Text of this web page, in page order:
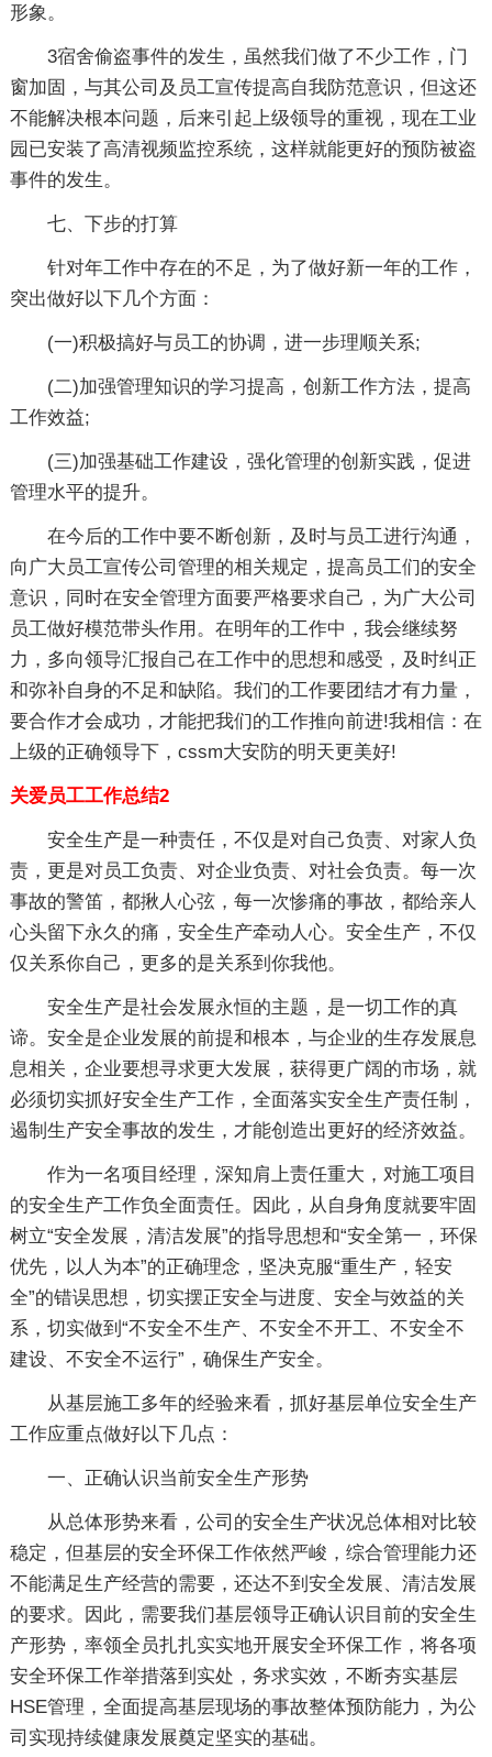
形象。
3宿舍偷盗事件的发生，虽然我们做了不少工作，门
窗加固，与其公司及员工宣传提高自我防范意识，但这还
不能解决根本问题，后来引起上级领导的重视，现在工业
园已安装了高清视频监控系统，这样就能更好的预防被盗
事件的发生。
七、下步的打算
针对年工作中存在的不足，为了做好新一年的工作，
突出做好以下几个方面：
(一)积极搞好与员工的协调，进一步理顺关系;
(二)加强管理知识的学习提高，创新工作方法，提高
工作效益;
(三)加强基础工作建设，强化管理的创新实践，促进
管理水平的提升。
在今后的工作中要不断创新，及时与员工进行沟通，
向广大员工宣传公司管理的相关规定，提高员工们的安全
意识，同时在安全管理方面要严格要求自己，为广大公司
员工做好模范带头作用。在明年的工作中，我会继续努
力，多向领导汇报自己在工作中的思想和感受，及时纠正
和弥补自身的不足和缺陷。我们的工作要团结才有力量，
要合作才会成功，才能把我们的工作推向前进!我相信：在
上级的正确领导下，cssm大安防的明天更美好!
关爱员工工作总结2
安全生产是一种责任，不仅是对自己负责、对家人负
责，更是对员工负责、对企业负责、对社会负责。每一次
事故的警笛，都揪人心弦，每一次惨痛的事故，都给亲人
心头留下永久的痛，安全生产牵动人心。安全生产，不仅
仅关系你自己，更多的是关系到你我他。
安全生产是社会发展永恒的主题，是一切工作的真
谛。安全是企业发展的前提和根本，与企业的生存发展息
息相关，企业要想寻求更大发展，获得更广阔的市场，就
必须切实抓好安全生产工作，全面落实安全生产责任制，
遏制生产安全事故的发生，才能创造出更好的经济效益。
作为一名项目经理，深知肩上责任重大，对施工项目
的安全生产工作负全面责任。因此，从自身角度就要牢固
树立“安全发展，清洁发展”的指导思想和“安全第一，环保
优先，以人为本”的正确理念，坚决克服“重生产，轻安
全”的错误思想，切实摆正安全与进度、安全与效益的关
系，切实做到“不安全不生产、不安全不开工、不安全不
建设、不安全不运行”，确保生产安全。
从基层施工多年的经验来看，抓好基层单位安全生产
工作应重点做好以下几点：
一、正确认识当前安全生产形势
从总体形势来看，公司的安全生产状况总体相对比较
稳定，但基层的安全环保工作依然严峻，综合管理能力还
不能满足生产经营的需要，还达不到安全发展、清洁发展
的要求。因此，需要我们基层领导正确认识目前的安全生
产形势，率领全员扎扎实实地开展安全环保工作，将各项
安全环保工作举措落到实处，务求实效，不断夯实基层
HSE管理，全面提高基层现场的事故整体预防能力，为公
司实现持续健康发展奠定坚实的基础。